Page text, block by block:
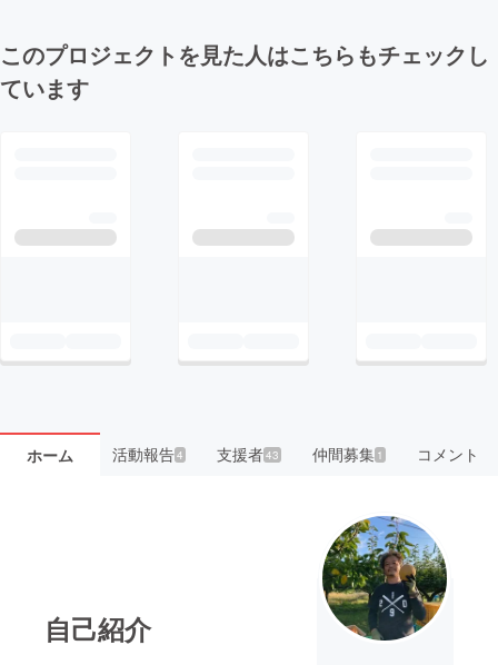
このプロジェクトを見た人はこちらもチェックし
ています
ホーム 活動報告4 支援者43 仲間募集 1 コメント
自己紹介